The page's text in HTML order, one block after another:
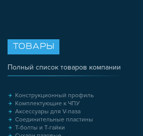
ТОВАРЫ
Полный список товаров компании
Конструкционный профиль
Комплектующие к ЧПУ
Аксессуары для V-паза
Соединительные пластины
Т-болты и Т-гайки